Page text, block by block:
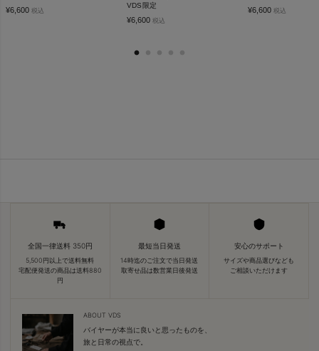
¥6,600 税込
VDS限定
¥6,600 税込
¥6,600 税込
全国一律送料 350円
5,500円以上で送料無料
宅配便発送の商品は送料880
円
最短当日発送
14時迄のご注文で当日発送
取寄せ品は数営業日後発送
安心のサポート
サイズや商品選びなども
ご相談いただけます
ABOUT VDS
バイヤーが本当に良いと思ったものを、
旅と日常の視点で。